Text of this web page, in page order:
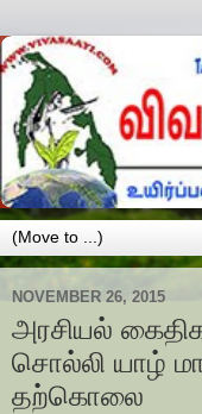
NOVEMBER 26, 2015
அரசியல்
சொல்லி யாழ்
தற்கொலை